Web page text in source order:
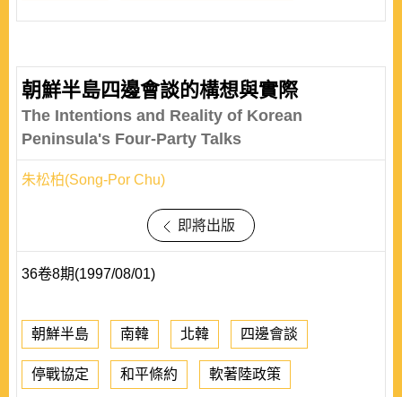
朝鮮半島四邊會談的構想與實際
The Intentions and Reality of Korean
Peninsula's Four-Party Talks
朱松柏(Song-Por Chu)
即將出版
36卷8期(1997/08/01)
朝鮮半島 南韓 北韓 四邊會談
停戰協定 和平條約 軟著陸政策